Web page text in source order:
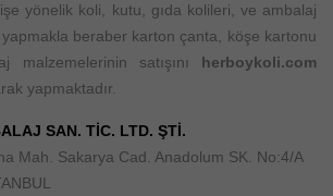
yönelik koli, kutu, gıda kolileri, ve ambalaj
beraber karton çanta, köşe kartonu
malzemelerinin satışını herboykoli.com
yapmaktadır.
SAN. TİC. LTD. ŞTİ.
Mah. Sakarya Cad. Anadolum SK. No:4/A